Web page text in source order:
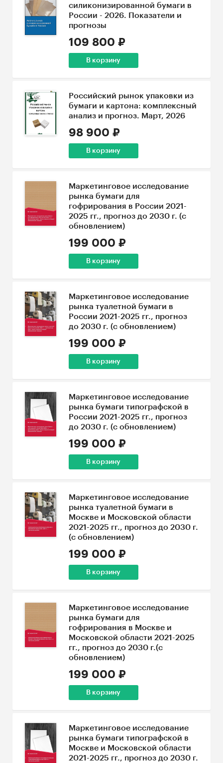
силиконизированной бумаги в
России - 2026. Показатели и
прогнозы
109 800 ₽
В корзину
Российский рынок упаковки из
бумаги и картона: комплексный
анализ и прогноз. Март, 2026
98 900 ₽
В корзину
Маркетинговое исследование
рынка бумаги для
гофрирования в России 2021-
2025 гг., прогноз до 2030 г. (с
обновлением)
199 000 ₽
В корзину
Маркетинговое исследование
рынка туалетной бумаги в
России 2021-2025 гг., прогноз
до 2030 г. (с обновлением)
199 000 ₽
В корзину
Маркетинговое исследование
рынка бумаги типографской в
России 2021-2025 гг., прогноз
до 2030 г. (с обновлением)
199 000 ₽
В корзину
Маркетинговое исследование
рынка туалетной бумаги в
Москве и Московской области
2021-2025 гг., прогноз до 2030 г.
(с обновлением)
199 000 ₽
В корзину
Маркетинговое исследование
рынка бумаги для
гофрирования в Москве и
Московской области 2021-2025
гг., прогноз до 2030 г.(с
обновлением)
199 000 ₽
В корзину
Маркетинговое исследование
рынка бумаги типографской в
Москве и Московской области
2021-2025 гг., прогноз до 2030 г.